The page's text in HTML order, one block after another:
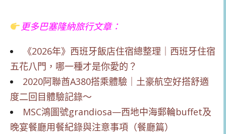
更多巴塞隆納旅行文章：
《2026年》西班牙飯店住宿總整理｜西班牙住宿
五花八門，哪一種才是你愛的？
2020阿聯酋A380搭乘體驗｜土豪航空好搭舒適
度二回目體驗記錄～
MSC鴻圖號grandiosa—西地中海郵輪buffet及
晚宴餐廳用餐紀錄與注意事項（餐廳篇）